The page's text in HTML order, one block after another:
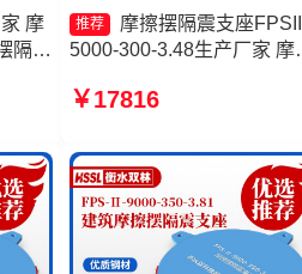
摩
隔震
工厂
推荐
摩擦摆隔震支座
5000-300-3.48生产厂家 摩
摩擦摆隔震支座生产厂家
￥17816